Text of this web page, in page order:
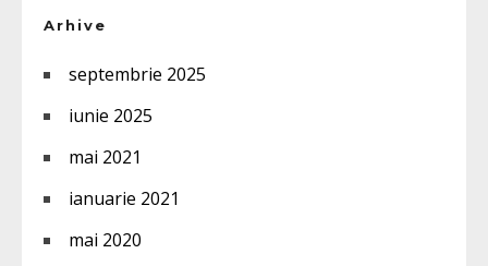
Arhive
septembrie 2025
iunie 2025
mai 2021
ianuarie 2021
mai 2020